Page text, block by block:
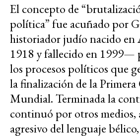
El concepto de
política” fue acuñado por
historiador judío nacido en
1918 y fallecido en 1999—
los procesos políticos que
la finalización de la Primera
Mundial. Terminada la
continuó por otros medios,
agresivo del lenguaje